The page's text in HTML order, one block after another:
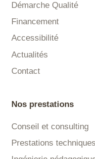
Démarche Qualité
Financement
Accessibilité
Actualités
Contact
Nos prestations
Conseil et consulting
Prestations techniques